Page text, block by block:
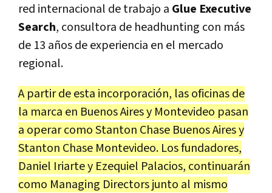
red internacional de trabajo a Glue Executive
Search, consultora de headhunting con más
de 13 años de experiencia en el mercado
regional.
A partir de esta incorporación, las oficinas de
la marca en Buenos Aires y Montevideo pasan
a operar como Stanton Chase Buenos Aires y
Stanton Chase Montevideo. Los fundadores,
Daniel Iriarte y Ezequiel Palacios, continuarán
como Managing Directors junto al mismo